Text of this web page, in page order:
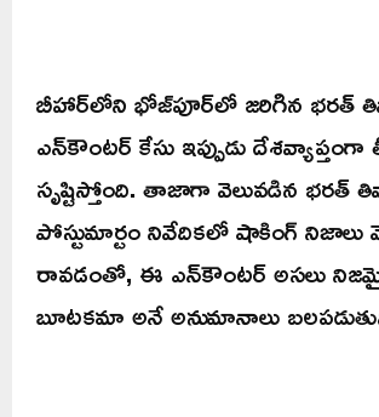
బీహార్‌లోని భోజ్‌పూర్‌లో జరిగిన భరత్
ఎన్‌కౌంటర్ కేసు ఇప్పుడు
సృష్టిస్తోంది. తాజాగా వెలువడిన భరత్
పోస్టుమార్టం నివేదికలో షాకింగ్ నిజాలు
రావడంతో, ఈ ఎన్‌కౌంటర్ అసలు
బూటకమా అనే అనుమానాలు